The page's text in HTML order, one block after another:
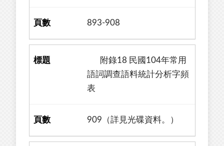
893-908
附錄18 民國104年常用
語詞調查語料統計分析字頻
表
909（詳見光碟資料。）